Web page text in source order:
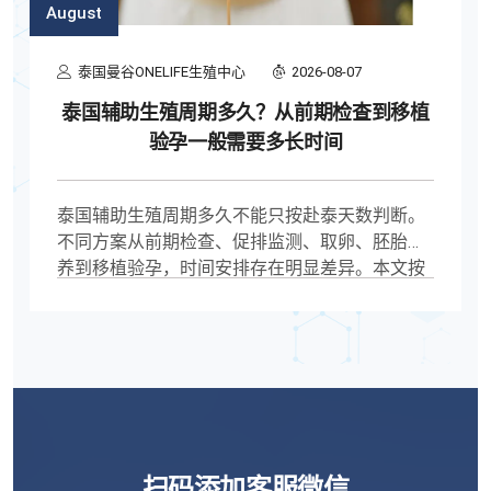
August
泰国曼谷ONELIFE生殖中心 2026-08-07
泰国辅助生殖周期多久？从前期检查到移植
验孕一般需要多长时间
泰国辅助生殖周期多久不能只按赴泰天数判断。
不同方案从前期检查、促排监测、取卵、胚胎培
养到移植验孕，时间安排存在明显差异。本文按
测、内膜准备、高龄及多周期治疗对整体时间的